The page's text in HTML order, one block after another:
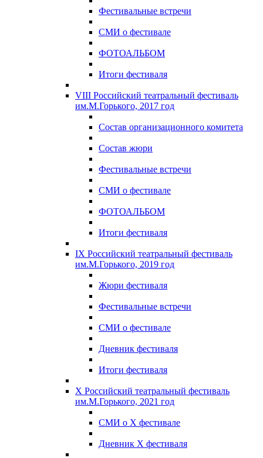
Фестивальные встречи
СМИ о фестивале
ФОТОАЛЬБОМ
Итоги фестиваля
VIII Российский театральный фестиваль
им.М.Горького, 2017 год
Состав организационного комитета
Состав жюри
Фестивальные встречи
СМИ о фестивале
ФОТОАЛЬБОМ
Итоги фестиваля
IX Российский театральный фестиваль
им.М.Горького, 2019 год
Жюри фестиваля
Фестивальные встречи
СМИ о фестивале
Дневник фестиваля
Итоги фестиваля
X Российский театральный фестиваль
им.М.Горького, 2021 год
СМИ о X фестивале
Дневник X фестиваля